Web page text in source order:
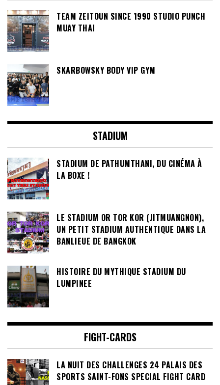
TEAM ZEITOUN SINCE 1990 STUDIO PUNCH
MUAY THAI
SKARBOWSKY BODY VIP GYM
STADIUM
STADIUM DE PATHUMTHANI, DU CINÉMA À
LA BOXE !
LE STADIUM OR TOR KOR (JITMUANGNON),
UN PETIT STADIUM AUTHENTIQUE DANS LA
BANLIEUE DE BANGKOK
HISTOIRE DU MYTHIQUE STADIUM DU
LUMPINEE
FIGHT-CARDS
LA NUIT DES CHALLENGES 24 PALAIS DES
SPORTS SAINT-FONS SPECIAL FIGHT CARD